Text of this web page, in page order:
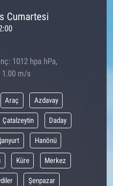
Cumartesi
1012 hpa hPa,
1.00 m/s
Araç Azdavay
Çatalzeytin Daday
Hanönü
Küre Merkez
Şenpazar